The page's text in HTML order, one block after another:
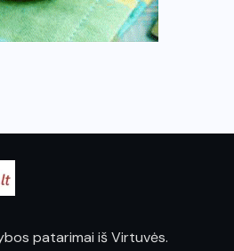
patarimai iš Virtuvės.